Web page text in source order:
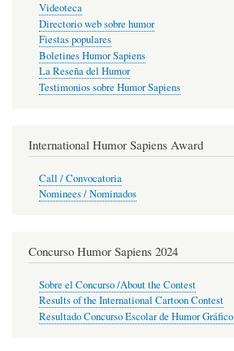
Videoteca
Directorio web sobre humor
Fiestas populares
Boletines Humor Sapiens
La Reseña del Humor
Testimonios sobre Humor Sapiens
International Humor Sapiens Award
Call / Convocatoria
Nominees / Nominados
Concurso Humor Sapiens 2024
Sobre el Concurso /About the Contest
Results of the International Cartoon Contest
Resultado Concurso Escolar de Humor Gráfico